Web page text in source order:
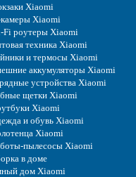
Xiaomi
Xiaomi
Fi роутеры Xiaomi
техника Xiaomi
и термосы Xiaomi
аккумуляторы Xiaomi
устройства Xiaomi
щетки Xiaomi
Xiaomi
и обувь Xiaomi
Xiaomi
пылесосы Xiaomi
в доме
дом Xiaomi